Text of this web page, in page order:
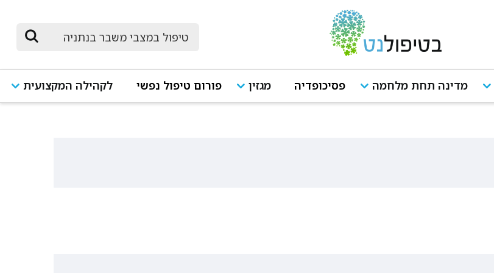
מדינה תחת מלחמה פסיכופדיה מגזין פורום טיפול נפשי לקהילה המקצועית